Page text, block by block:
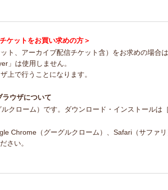
ットをお買い求めの方＞
ト、アーカイブ配信チケット含）をお求めの場合
」は使用しません。
上で行うことになります。
ウザについて
クローム）です。ダウンロード・インストールは［
Chrome（グーグルクローム）、Safari（サファ
さい。